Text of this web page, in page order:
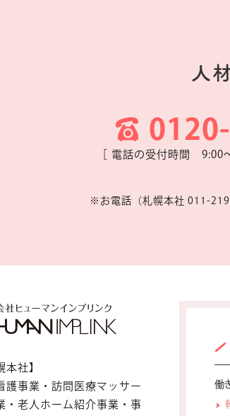
人
［ 電話の受付時間 9:00
※お電話（札幌本社 011-
本社】
護事業・訪問医療マッサー
・老人ホーム紹介事業・事
働